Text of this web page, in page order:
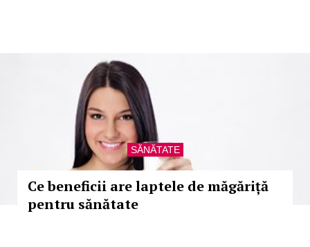
SĂNĂTATE
Ce beneficii are laptele de măgăriță
pentru sănătate